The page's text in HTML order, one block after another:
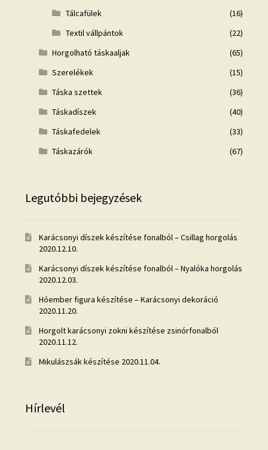
Tálcafülek
(16)
Textil vállpántok
(22)
Horgolható táskaaljak
(65)
Szerelékek
(15)
Táska szettek
(36)
Táskadíszek
(40)
Táskafedelek
(33)
Táskazárók
(67)
Legutóbbi bejegyzések
Karácsonyi díszek készítése fonalból – Csillag horgolás
2020.12.10.
Karácsonyi díszek készítése fonalból – Nyalóka horgolás
2020.12.03.
Hóember figura készítése – Karácsonyi dekoráció
2020.11.20.
Horgolt karácsonyi zokni készítése zsinórfonalból
2020.11.12.
Mikulászsák készítése 2020.11.04.
Hírlevél